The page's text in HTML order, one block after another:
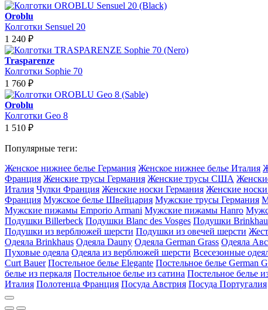
Oroblu
Колготки Sensuel 20
1 240 ₽
Trasparenze
Колготки Sophie 70
1 760 ₽
Oroblu
Колготки Geo 8
1 510 ₽
Популярные теги:
Женское нижнее белье Германия Женское нижнее белье Италия
Франция Женские трусы Германия Женские трусы США
Италия Чулки Франция Женские носки Германия Женские
Франция Мужское белье Швейцария Мужские трусы Германия
Мужские пижамы Emporio Armani Мужские пижамы Hanro
Подушки Billerbeck Подушки Blanc des Vosges Подушки
Подушки из верблюжей шерсти Подушки из овечей шерсти
Одеяла Brinkhaus Одеяла Dauny Одеяла German Grass Одеяла
Пуховые одеяла Одеяла из верблюжей шерсти Всесезонные
Curt Bauer Постельное белье Elegante Постельное белье German
белье из перкаля Постельное белье из сатина Постельное белье
Италия Полотенца Франция Посуда Австрия Посуда Португалия